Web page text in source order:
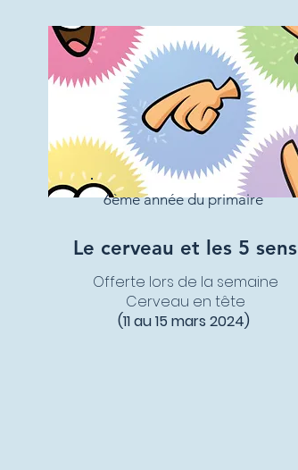
6ème année du primaire
Le cerveau et les 5 sens
Offerte lors de la semaine
Cerveau en tête
(11 au 15 mars 2024)